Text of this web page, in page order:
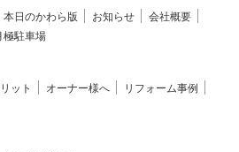
本日のかわら版 お知らせ
会社概要
極駐車場
ット オーナー様へ
リフォーム事例